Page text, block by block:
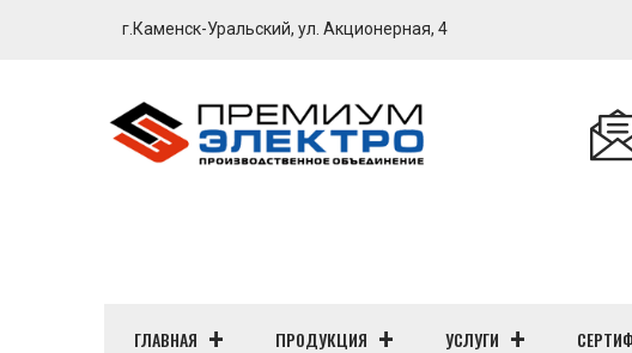
г.Каменск-Уральский, ул. Акционерная, 4
ГЛАВНАЯ ПРОДУКЦИЯ УСЛУГИ